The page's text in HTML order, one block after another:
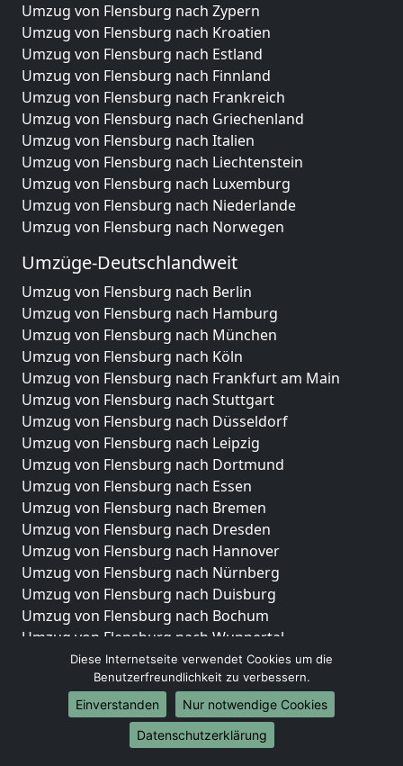
Umzug von Flensburg nach Zypern
Umzug von Flensburg nach Kroatien
Umzug von Flensburg nach Estland
Umzug von Flensburg nach Finnland
Umzug von Flensburg nach Frankreich
Umzug von Flensburg nach Griechenland
Umzug von Flensburg nach Italien
Umzug von Flensburg nach Liechtenstein
Umzug von Flensburg nach Luxemburg
Umzug von Flensburg nach Niederlande
Umzug von Flensburg nach Norwegen
Umzüge-Deutschlandweit
Umzug von Flensburg nach Berlin
Umzug von Flensburg nach Hamburg
Umzug von Flensburg nach München
Umzug von Flensburg nach Köln
Umzug von Flensburg nach Frankfurt am Main
Umzug von Flensburg nach Stuttgart
Umzug von Flensburg nach Düsseldorf
Umzug von Flensburg nach Leipzig
Umzug von Flensburg nach Dortmund
Umzug von Flensburg nach Essen
Umzug von Flensburg nach Bremen
Umzug von Flensburg nach Dresden
Umzug von Flensburg nach Hannover
Umzug von Flensburg nach Nürnberg
Umzug von Flensburg nach Duisburg
Umzug von Flensburg nach Bochum
Umzug von Flensburg nach Wuppertal
Umzug von Flensburg nach Bielefeld
Umzug von Flensburg nach Bonn
Umzug von Flensburg nach Münster
Internationale-Umzüge
Diese Internetseite verwendet Cookies um die
Benutzerfreundlichkeit zu verbessern.
Einverstanden
Nur notwendige Cookies
Datenschutzerklärung